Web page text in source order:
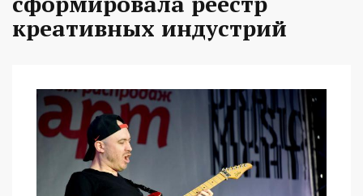
креативных индустрий